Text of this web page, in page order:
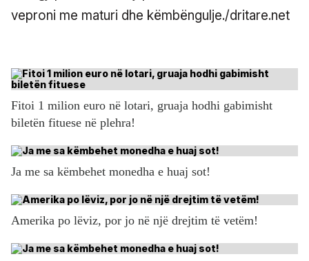
veproni me maturi dhe këmbëngulje./dritare.net
Fitoi 1 milion euro në lotari, gruaja hodhi gabimisht
biletën fituese në plehra!
Ja me sa këmbehet monedha e huaj sot!
Amerika po lëviz, por jo në një drejtim të vetëm!